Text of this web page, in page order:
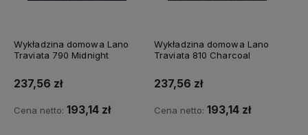
Wykładzina domowa Lano
Traviata 790 Midnight
237,56 zł
Cena netto: 193,14 zł
Wykładzina domowa Lano
Traviata 810 Charcoal
237,56 zł
Cena netto: 193,14 zł